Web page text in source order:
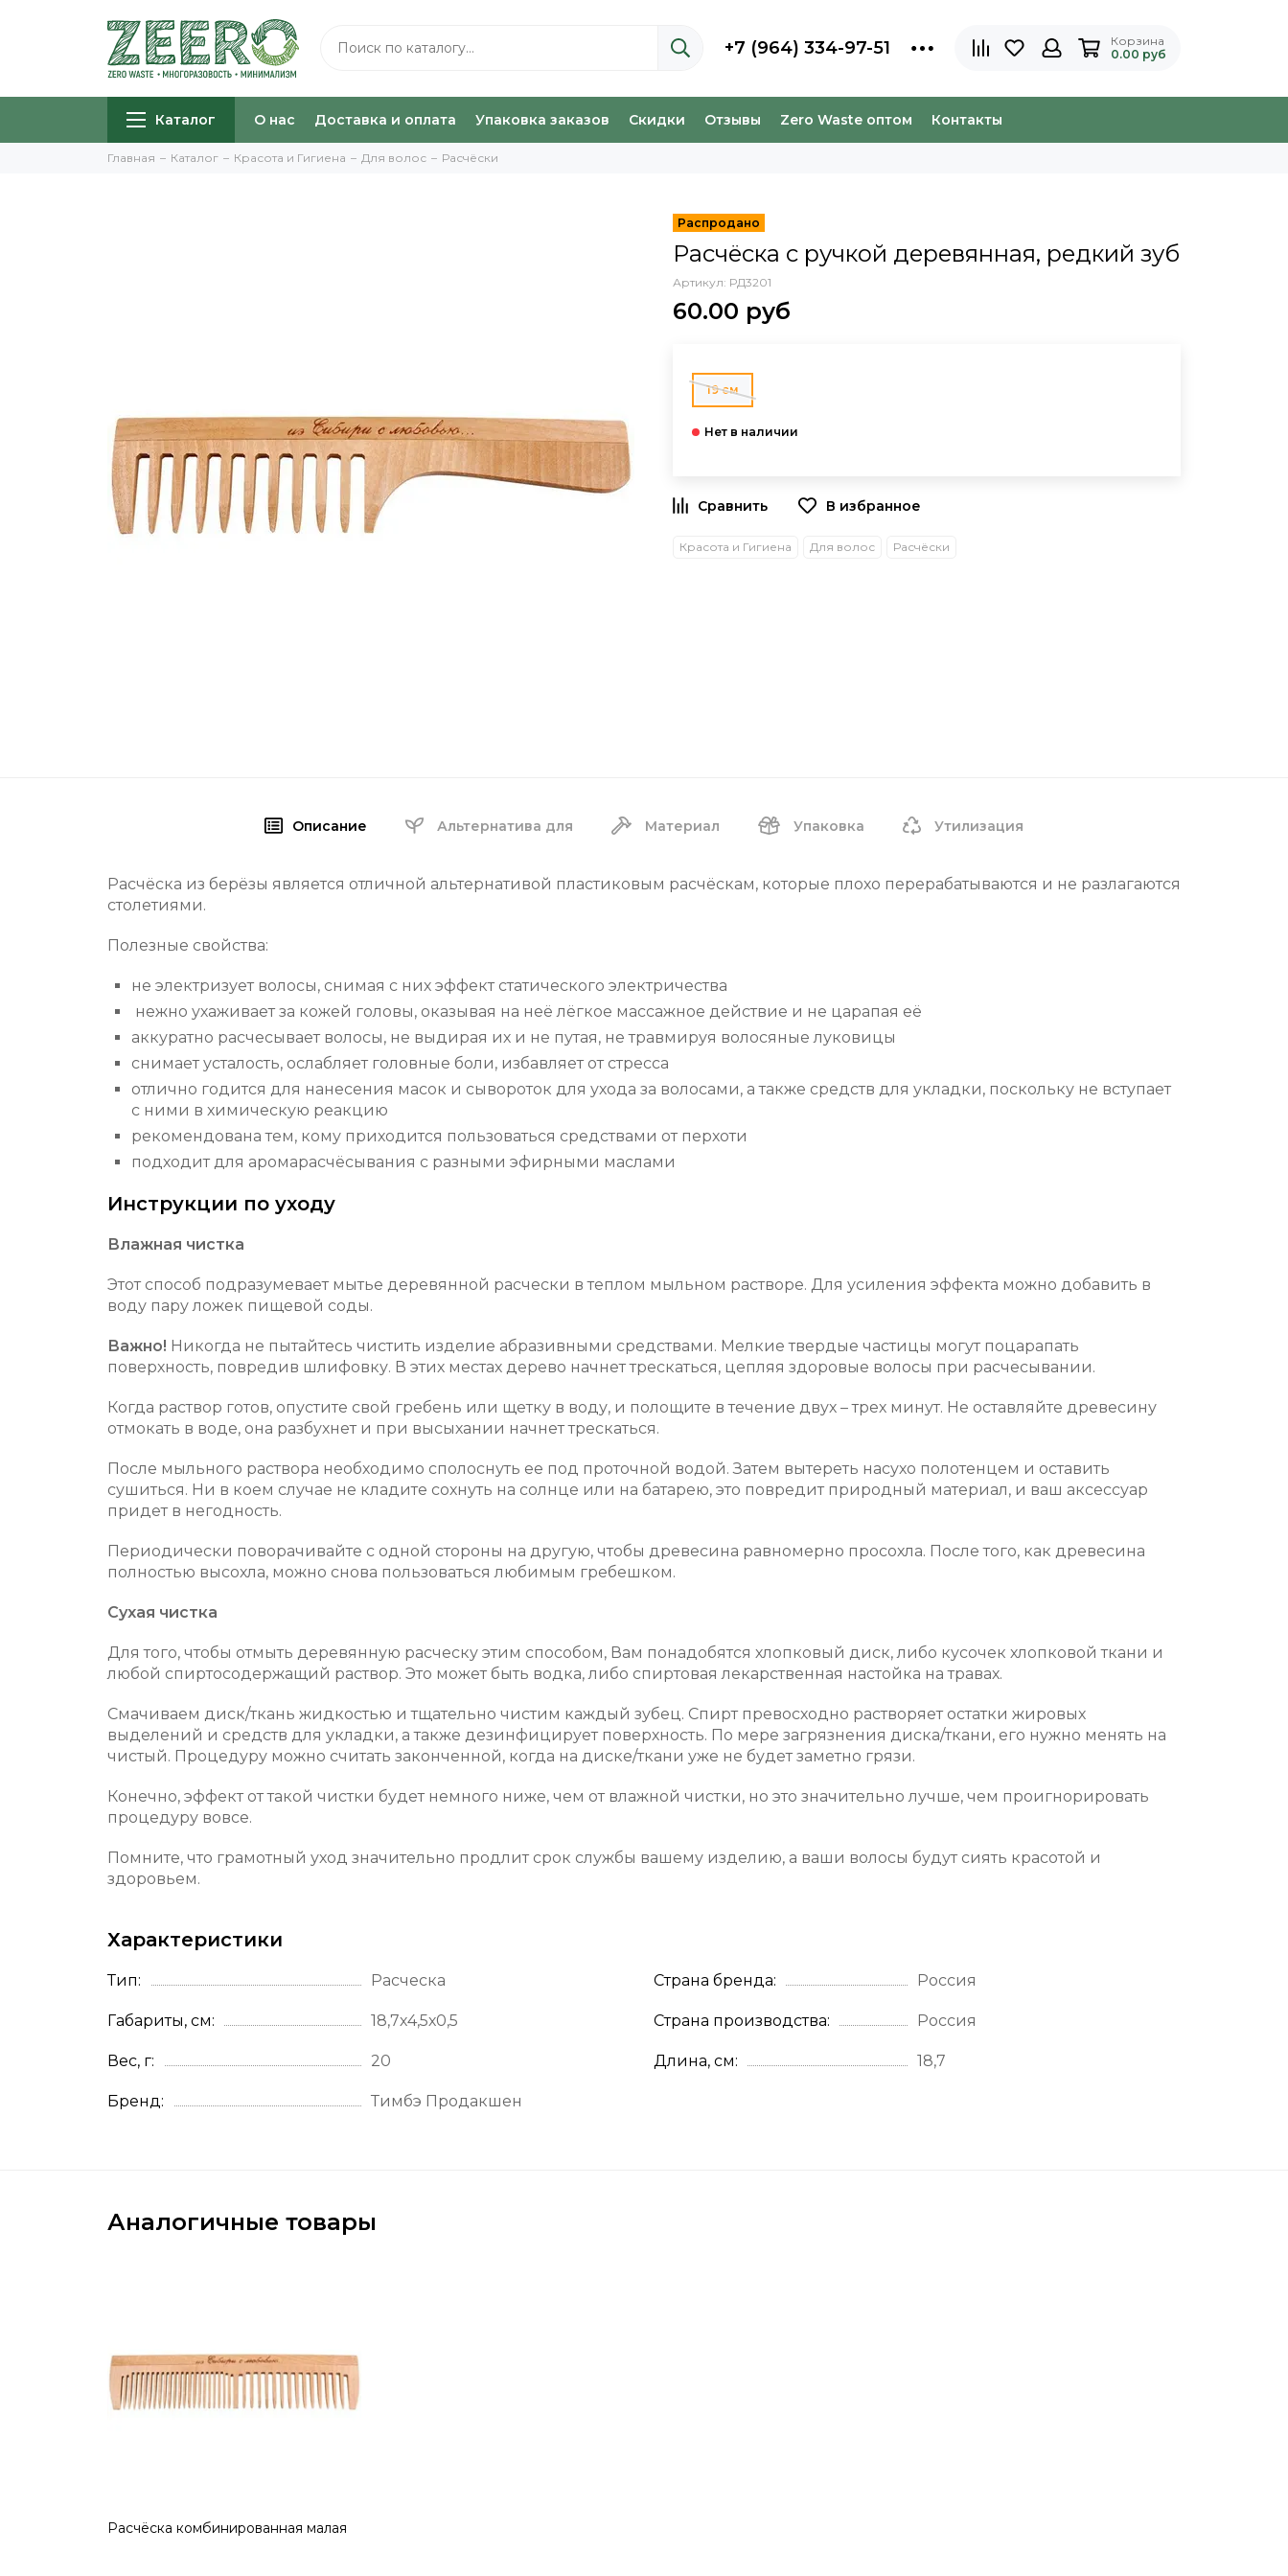
+7 (964) 334-97-51
Корзина
0.00 руб
Каталог О нас Доставка и оплата Упаковка заказов Скидки Отзывы Zero Waste оптом Контакты
Главная Каталог Красота и Гигиена Для волос Расчёски
Расчёска с ручкой деревянная, редкий зуб
Артикул: РД3201
60.00 руб
19 см
В избранное
Красота и Гигиена Для волос Расчёски
Описание Альтернатива для Материал Упаковка Утилизация
Расчёска из берёзы является отличной альтернативой пластиковым расчёскам, которые плохо перерабатываются и не разлагаются
столетиями.
Полезные свойства:
не электризует волосы, снимая с них эффект статического электричества
нежно ухаживает за кожей головы, оказывая на неё лёгкое массажное действие и не царапая её
аккуратно расчесывает волосы, не выдирая их и не путая, не травмируя волосяные луковицы
снимает усталость, ослабляет головные боли, избавляет от стресса
отлично годится для нанесения масок и сывороток для ухода за волосами, а также средств для укладки, поскольку не вступает
с ними в химическую реакцию
рекомендована тем, кому приходится пользоваться средствами от перхоти
подходит для аромарасчёсывания с разными эфирными маслами
Инструкции по уходу
Влажная чистка
Этот способ подразумевает мытье деревянной расчески в теплом мыльном растворе. Для усиления эффекта можно добавить в
воду пару ложек пищевой соды.
Важно! Никогда не пытайтесь чистить изделие абразивными средствами. Мелкие твердые частицы могут поцарапать
поверхность, повредив шлифовку. В этих местах дерево начнет трескаться, цепляя здоровые волосы при расчесывании.
Когда раствор готов, опустите свой гребень или щетку в воду, и полощите в течение двух – трех минут. Не оставляйте древесину
отмокать в воде, она разбухнет и при высыхании начнет трескаться.
После мыльного раствора необходимо сполоснуть ее под проточной водой. Затем вытереть насухо полотенцем и оставить
сушиться. Ни в коем случае не кладите сохнуть на солнце или на батарею, это повредит природный материал, и ваш аксессуар
придет в негодность.
Периодически поворачивайте с одной стороны на другую, чтобы древесина равномерно просохла. После того, как древесина
полностью высохла, можно снова пользоваться любимым гребешком.
Сухая чистка
Для того, чтобы отмыть деревянную расческу этим способом, Вам понадобятся хлопковый диск, либо кусочек хлопковой ткани и
любой спиртосодержащий раствор. Это может быть водка, либо спиртовая лекарственная настойка на травах.
Смачиваем диск/ткань жидкостью и тщательно чистим каждый зубец. Спирт превосходно растворяет остатки жировых
выделений и средств для укладки, а также дезинфицирует поверхность. По мере загрязнения диска/ткани, его нужно менять на
чистый. Процедуру можно считать законченной, когда на диске/ткани уже не будет заметно грязи.
Конечно, эффект от такой чистки будет немного ниже, чем от влажной чистки, но это значительно лучше, чем проигнорировать
процедуру вовсе.
Помните, что грамотный уход значительно продлит срок службы вашему изделию, а ваши волосы будут сиять красотой и
здоровьем.
Характеристики
Тип Расческа
Габариты, см 18,7х4,5х0,5
Вес, г 20
Бренд Тимбэ Продакшен
Страна бренда Россия
Страна производства Россия
Длина, см 18,7
Аналогичные товары
Расчёска комбинированная малая